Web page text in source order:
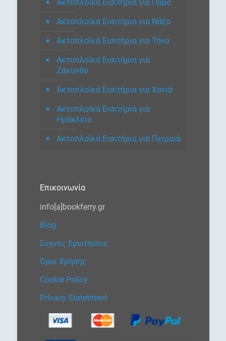
Ακτοπλοϊκά Εισιτήρια για Πάρο
Ακτοπλοϊκά Εισιτήρια για Νάξο
Ακτοπλοϊκά Εισιτήρια για Τήνο
Ακτοπλοϊκά Εισιτήρια για
Ζάκυνθο
Ακτοπλοϊκά Εισιτήρια για Χανιά
Ακτοπλοϊκά Εισιτήρια για
Ηράκλειο
Ακτοπλοϊκά Εισιτήρια για Πειραιά
Επικοινωνία
info[a]bookferry.gr
Blog
Συχνές Ερωτήσεις
Όροι Χρήσης
Cookie Policy
Privacy Statetment